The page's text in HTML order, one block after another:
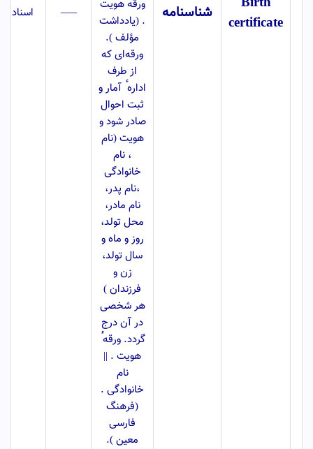
certificate
شناسنامه
ورقه ٔهویت
. (یادداشت
مؤلف ).
ورقه‌ای که
از طرف
اداره ٔ آمار و
ثبت احوال
صادر شود و
هویت (نام
، نام
خانوادگی
،نام پدر،
نام مادر،
محل تولد،
روز و ماه و
سال تولد،
زن و
فرزندان )
هر شخصی
در آن درج
گردد. ورقه ٔ
هویت . ||
نام
خانوادگی .
(فرهنگ
فارسی
معین ).
—– اسناد